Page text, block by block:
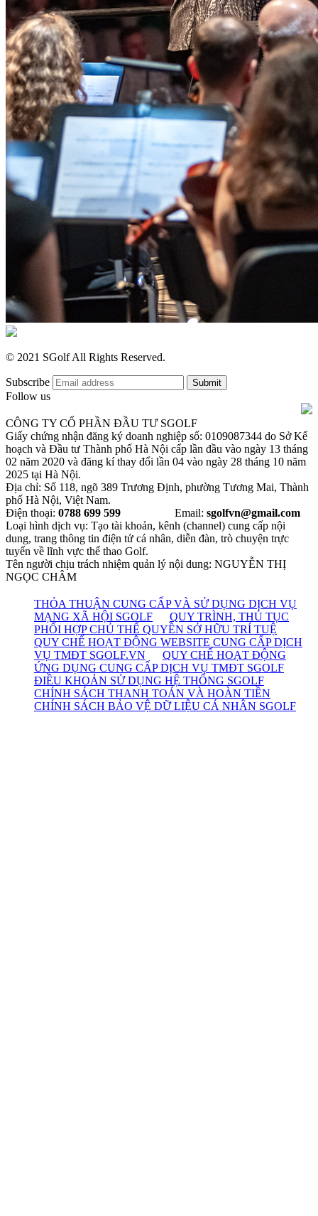
© 2021 SGolf All Rights Reserved.
Subscribe
Follow us
CÔNG TY CỔ PHẦN ĐẦU TƯ SGOLF
Giấy chứng nhận đăng ký doanh nghiệp số: 0109087344 do Sở Kế
hoạch và Đầu tư Thành phố Hà Nội cấp lần đầu vào ngày 13 tháng
02 năm 2020 và đăng kí thay đổi lần 04 vào ngày 28 tháng 10 năm
2025 tại Hà Nội.
Địa chỉ: Số 118, ngõ 389 Trương Định, phường Tương Mai, Thành
phố Hà Nội, Việt Nam.
Điện thoại: 0788 699 599 Email: sgolfvn@gmail.com
Loại hình dịch vụ: Tạo tài khoản, kênh (channel) cung cấp nội
dung, trang thông tin điện tử cá nhân, diễn đàn, trò chuyện trực
tuyến về lĩnh vực thể thao Golf.
Tên người chịu trách nhiệm quản lý nội dung: NGUYỄN THỊ
NGỌC CHÂM
THỎA THUẬN CUNG CẤP VÀ SỬ DỤNG DỊCH VỤ
MẠNG XÃ HỘI SGOLF
QUY TRÌNH, THỦ TỤC
PHỐI HỢP CHỦ THỂ QUYỀN SỞ HỮU TRÍ TUỆ
QUY CHẾ HOẠT ĐỘNG WEBSITE CUNG CẤP DỊCH
VỤ TMĐT SGOLF.VN
QUY CHẾ HOẠT ĐỘNG
ỨNG DỤNG CUNG CẤP DỊCH VỤ TMĐT SGOLF
ĐIỀU KHOẢN SỬ DỤNG HỆ THỐNG SGOLF
CHÍNH SÁCH THANH TOÁN VÀ HOÀN TIỀN
CHÍNH SÁCH BẢO VỆ DỮ LIỆU CÁ NHÂN SGOLF